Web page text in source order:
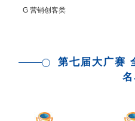
G 营销创客类
第七届大广赛